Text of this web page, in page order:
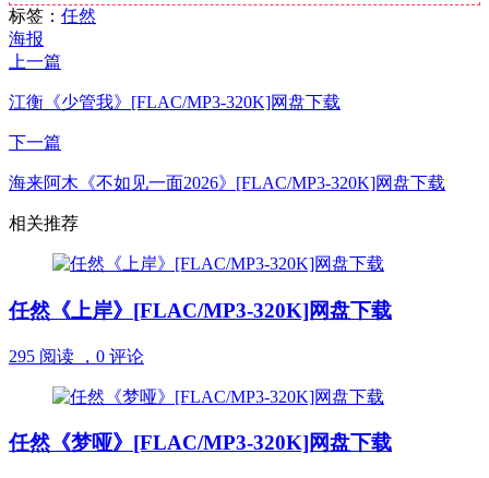
标签： 任然
海报
上一篇
江衡《少管我》[FLAC/MP3-320K]网盘下载
下一篇
海来阿木《不如见一面2026》[FLAC/MP3-320K]网盘下载
相关推荐
任然《上岸》[FLAC/MP3-320K]网盘下载
295 阅读 ， 0 评论
任然《梦哑》[FLAC/MP3-320K]网盘下载